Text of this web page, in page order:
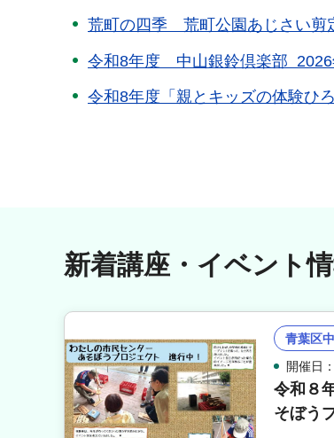
荒町の四季 荒町公園あじさい剪
令和8年度 中山銀鈴倶楽部 2026
令和8年度「親とキッズの体験ひ
新着講座・イベント
青葉区
開催日
令和８
そぼう